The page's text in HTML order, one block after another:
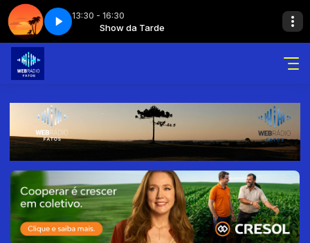
13:30 - 16:30
Show da Tarde
8 Show da tarde - Parte 8